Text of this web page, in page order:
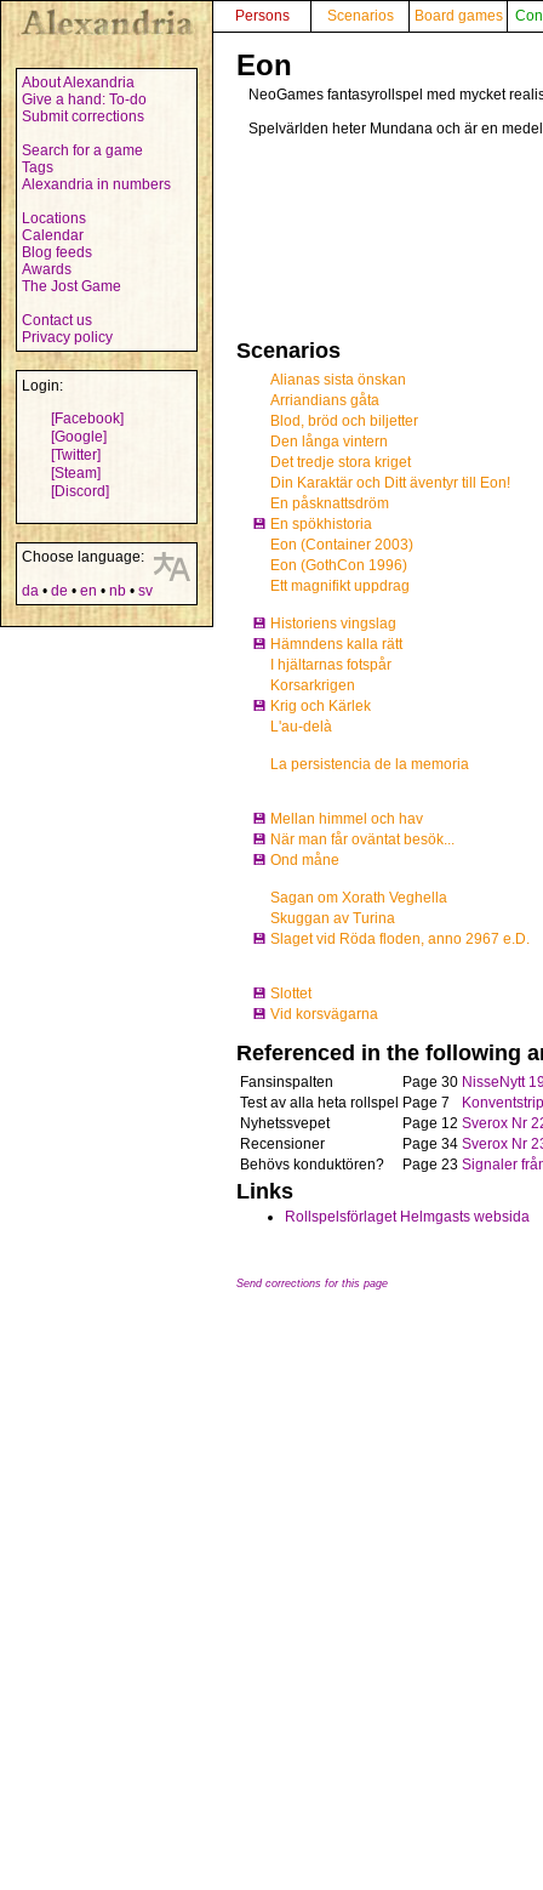
About Alexandria
Give a hand: To-do
Submit corrections
Search for a game
Tags
Alexandria in numbers
Locations
Calendar
Blog feeds
Awards
The Jost Game
Contact us
Privacy policy
Login:
[Facebook]
[Google]
[Twitter]
[Steam]
[Discord]
Choose language:
da • de • en • nb • sv
Persons Scenarios Board games
Eon
NeoGames fantasyrollspel med mycket
Spelvärlden heter Mundana och är en
Scenarios
Alianas sista önskan
Arriandians gåta
Blod, bröd och biljetter
Den långa vintern
Det tredje stora kriget
Din Karaktär och Ditt äventyr till Eon!
En påsknattsdröm
💾 En spökhistoria
Eon (Container 2003)
Eon (GothCon 1996)
Ett magnifikt uppdrag
💾 Historiens vingslag
💾 Hämndens kalla rätt
I hjältarnas fotspår
Korsarkrigen
💾 Krig och Kärlek
L'au-delà
La persistencia de la memoria
💾 Mellan himmel och hav
💾 När man får oväntat besök...
💾 Ond måne
Sagan om Xorath Veghella
Skuggan av Turina
💾 Slaget vid Röda floden, anno 2967 e.D.
💾 Slottet
💾 Vid korsvägarna
Referenced in the following
Fansinspalten Page 30 NisseNytt
Test av alla heta rollspel
Page 7
Nyhetssvepet
Page 12 Sverox Nr
Recensioner
Page 34 Sverox Nr
Behövs konduktören?
Page 23 Signaler
Links
Rollspelsförlaget Helmgasts websida
Send corrections for this page